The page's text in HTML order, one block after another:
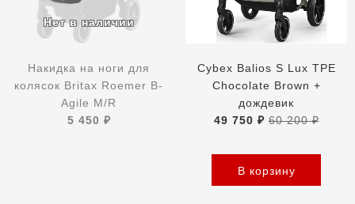
Накидка на ноги для
колясок Britax Roemer B-
Agile M/R
5 450 ₽
Cybex Balios S Lux TPE
Chocolate Brown +
дождевик
49 750 ₽ 60 200 ₽
В корзину